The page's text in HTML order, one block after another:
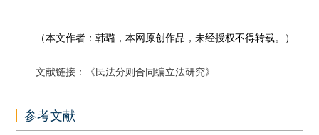
（本文作者：韩璐，本网原创作品，未经授权不得转载。）
文献链接：《民法分则合同编立法研究》
参考文献